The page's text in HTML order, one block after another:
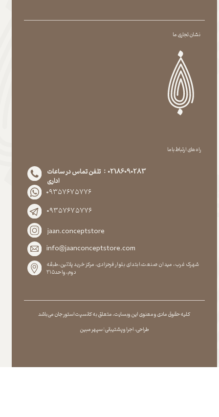
نشان تجاری ما
راه های ارتباط با ما
کلیه حقوق مادی و معنوی این وبسایت ، متعلق به کانسپت استور جان می باشد
طراحی ، اجرا و پشتیبانی : سپهر مبین
02186090283 : تلفن تماس در ساعات
اداری
۰۹۳۵۷۶۷۵۷۷۶
۰۹۳۵۷۶۷۵۷۷۶
jaan.conceptstore
info@jaanconceptstore.com
شهرک غرب، میدان صنعت،ابتدای بلوار فرحزادی، مرکز خرید پلاتین،طبقه
دوم،واحد۲۱۵